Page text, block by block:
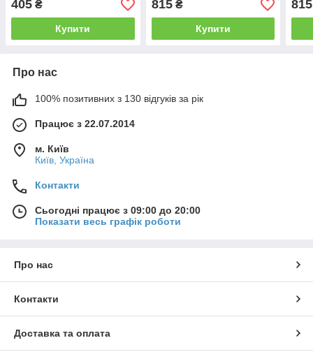
405 ₴
Купити
815₴
Купити
815
Про нас
100% позитивних з 130 відгуків за рік
Працює з 22.07.2014
м. Київ
Київ, Україна
Контакти
Сьогодні працює з 09:00 до 20:00
Показати весь графік роботи
Про нас
Контакти
Доставка та оплата